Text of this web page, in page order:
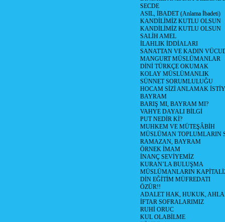
SECDE
ASIL, İBADET (Anlama İbadeti)
KANDİLİMİZ KUTLU OLSUN
KANDİLİMİZ KUTLU OLSUN
SALİH AMEL
İLAHLIK İDDİALARI
SANATTAN VE KADIN
MANGURT MÜSLÜMANLAR
DİNİ TÜRKÇE OKUMAK
KOLAY MÜSLÜMANLIK
SÜNNET SORUMLULUĞU
HOCAM SİZİ ANLAMAK
BAYRAM
BARIŞ MI, BAYRAM MI?
VAHYE DAYALI BİLGİ
PUT NEDİR Kİ?
MUHKEM VE MÜTEŞÂBİH
MÜSLÜMAN TOPLUMLARIN
RAMAZAN, BAYRAM
ÖRNEK İMAM
İNANÇ SEVİYEMİZ
KURAN’LA BULUŞMA
MÜSLÜMANLARIN
DİN EĞİTİM MÜFREDATI
ÖZÜR!!
ADALET HAK, HUKUK,
İFTAR SOFRALARIMIZ
RUHİ ORUC
KUL OLABİLME